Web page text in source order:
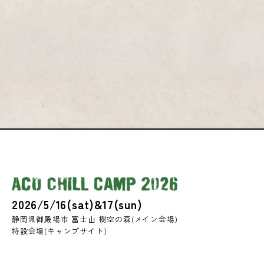
2026/5/16(sat)&17(sun)
静岡県御殿場市 富士山 樹空の森(メイン会場)
特設会場(キャンプサイト)